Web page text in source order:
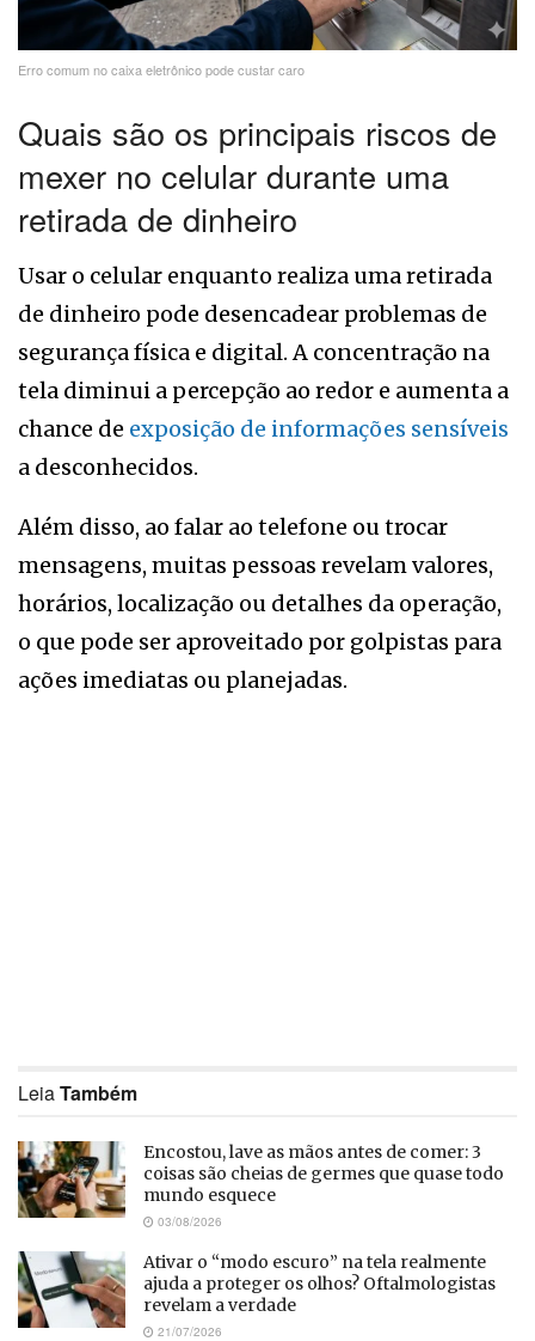
Erro comum no caixa eletrônico pode custar caro
Quais são os principais riscos de
mexer no celular durante uma
retirada de dinheiro
Usar o celular enquanto realiza uma retirada
de dinheiro pode desencadear problemas de
segurança física e digital. A concentração na
tela diminui a percepção ao redor e aumenta a
chance de exposição de informações sensíveis
a desconhecidos.
Além disso, ao falar ao telefone ou trocar
mensagens, muitas pessoas revelam valores,
horários, localização ou detalhes da operação,
o que pode ser aproveitado por golpistas para
ações imediatas ou planejadas.
LeiaTambém
Encostou, lave as mãos antes de comer: 3
coisas são cheias de germes que quase todo
mundo esquece
03/08/2026
Ativar o “modo escuro” na tela realmente
ajuda a proteger os olhos? Oftalmologistas
revelam a verdade
21/07/2026